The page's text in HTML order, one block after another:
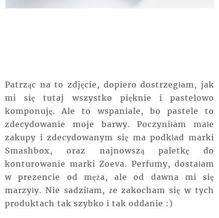
Patrząc na to zdjęcie, dopiero dostrzegłam, jak
mi się tutaj wszystko pięknie i pastelowo
komponuję. Ale to wspaniale, bo pastele to
zdecydowanie moje barwy. Poczyniłam małe
zakupy i zdecydowanym się ma podkład marki
Smashbox, oraz najnowszą paletkę do
konturowanie marki Zoeva. Perfumy, dostałam
w prezencie od męża, ale od dawna mi się
marzyły. Nie sadziłam, że zakocham się w tych
produktach tak szybko i tak oddanie :)